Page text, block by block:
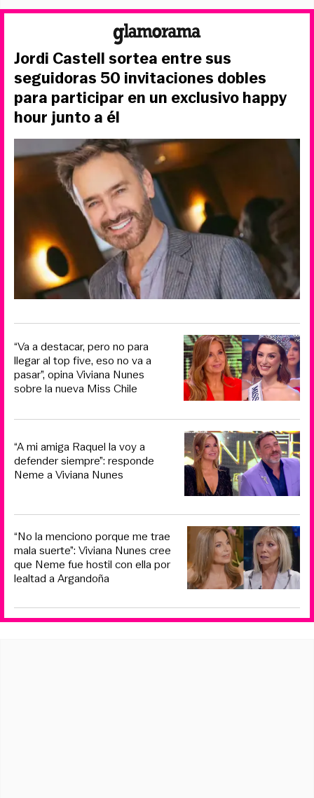
Jordi Castell sortea entre sus
seguidoras 50 invitaciones dobles
para participar en un exclusivo happy
hour junto a él
“Va a destacar, pero no para
llegar al top five, eso no va a
pasar”, opina Viviana Nunes
sobre la nueva Miss Chile
“A mi amiga Raquel la voy a
defender siempre”: responde
Neme a Viviana Nunes
“No la menciono porque me trae
mala suerte”: Viviana Nunes cree
que Neme fue hostil con ella por
lealtad a Argandoña